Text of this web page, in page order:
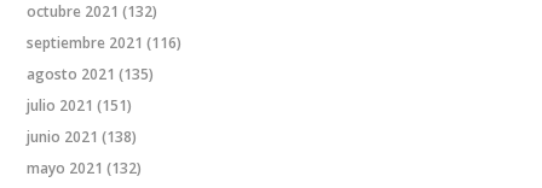
octubre 2021 (132)
septiembre 2021 (116)
agosto 2021 (135)
julio 2021 (151)
junio 2021 (138)
mayo 2021 (132)